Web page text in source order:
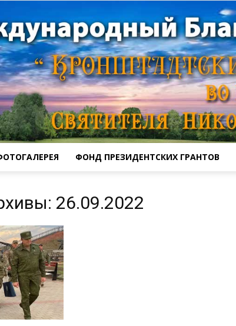
ФОНД ПРЕЗИДЕНТСКИХ ГРАНТОВ
26.09.2022